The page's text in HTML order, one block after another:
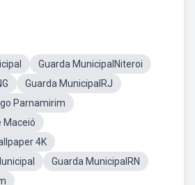
Guarda MunicipalNiteroi
Guarda MunicipalRJ
Parnamirim
Maceió
4K
Guarda MunicipalRN